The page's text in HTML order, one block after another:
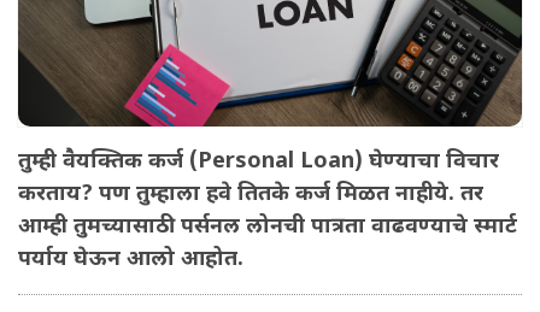
तुम्ही वैयक्तिक कर्ज (Personal Loan) घेण्याचा विचार
करताय? पण तुम्हाला हवे तितके कर्ज मिळत नाहीये. तर
आम्ही तुमच्यासाठी पर्सनल लोनची पात्रता वाढवण्याचे स्मार्ट
पर्याय घेऊन आलो आहोत.